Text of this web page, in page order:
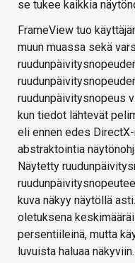
se tukee kaikkia
FrameView tuo
muun muassa sekä
ruudunpäivitysnopeus
kun tiedot lähtevät
eli ennen edes
abstraktointia
Näytetty
kuva näkyy näytöllä
oletuksena
persentiileinä, mutta
luvuista haluaa näkyviin.